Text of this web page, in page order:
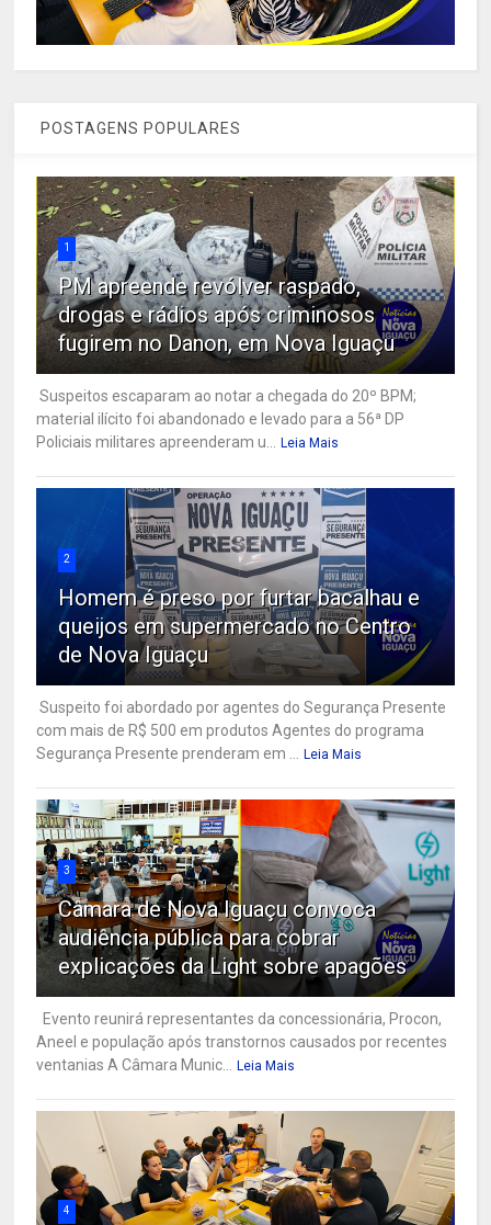
POSTAGENS POPULARES
1
PM apreende revólver raspado,
drogas e rádios após criminosos
fugirem no Danon, em Nova Iguaçu
Suspeitos escaparam ao notar a chegada do 20º BPM;
material ilícito foi abandonado e levado para a 56ª DP
Policiais militares apreenderam u...
Leia Mais
2
Homem é preso por furtar bacalhau e
queijos em supermercado no Centro
de Nova Iguaçu
Suspeito foi abordado por agentes do Segurança Presente
com mais de R$ 500 em produtos Agentes do programa
Segurança Presente prenderam em ...
Leia Mais
3
Câmara de Nova Iguaçu convoca
audiência pública para cobrar
explicações da Light sobre apagões
Evento reunirá representantes da concessionária, Procon,
Aneel e população após transtornos causados por recentes
ventanias A Câmara Munic...
Leia Mais
4